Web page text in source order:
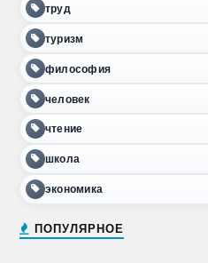
труд
туризм
философия
человек
чтение
школа
экономика
ПОПУЛЯРНОЕ